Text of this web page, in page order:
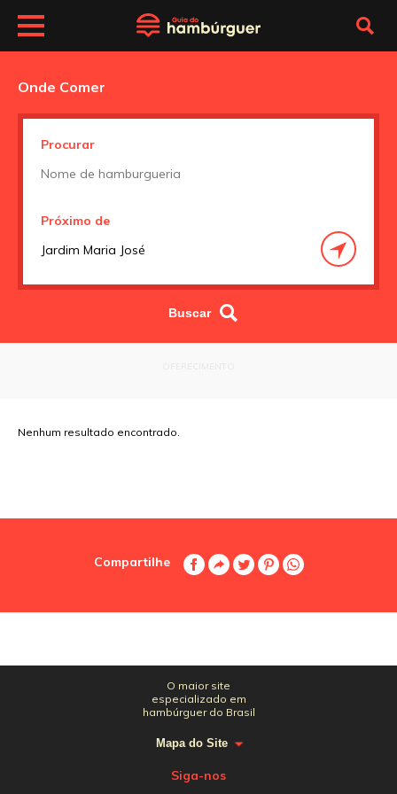
Onde Comer
Procurar
Próximo de
Nenhum resultado encontrado.
Compartilhe
O maior site
especializado em
hambúrguer do Brasil
Mapa do Site
Siga-nos